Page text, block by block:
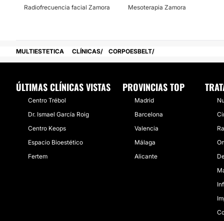
Radiofrecuencia facial Zamora
Mesoterapia Zamora
MULTIESTETICA CLÍNICAS CORPOESBELT
ÚLTIMAS CLÍNICAS VISTAS
Centro Trébol
Dr. Ismael García Roig
Centro Keops
Espacio Bioestético
Fertem
PROVINCIAS TOP
Madrid
Barcelona
Valencia
Málaga
Alicante